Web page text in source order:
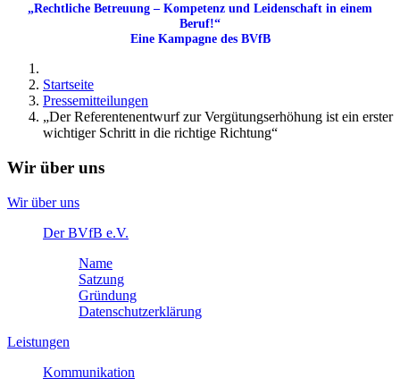
„Rechtliche Betreuung – Kompetenz und Leidenschaft in einem
Beruf!“
Eine Kampagne des BVfB
Startseite
Pressemitteilungen
„Der Referentenentwurf zur Vergütungserhöhung ist ein erster
wichtiger Schritt in die richtige Richtung“
Wir über uns
Wir über uns
Der BVfB e.V.
Name
Satzung
Gründung
Datenschutzerklärung
Leistungen
Kommunikation